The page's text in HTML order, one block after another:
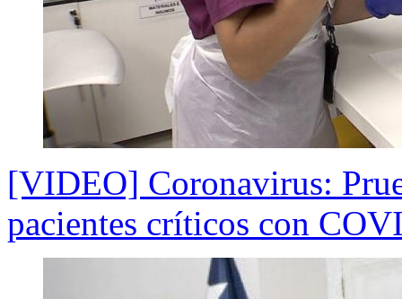
[VIDEO] Coronavirus:
pacientes críticos con